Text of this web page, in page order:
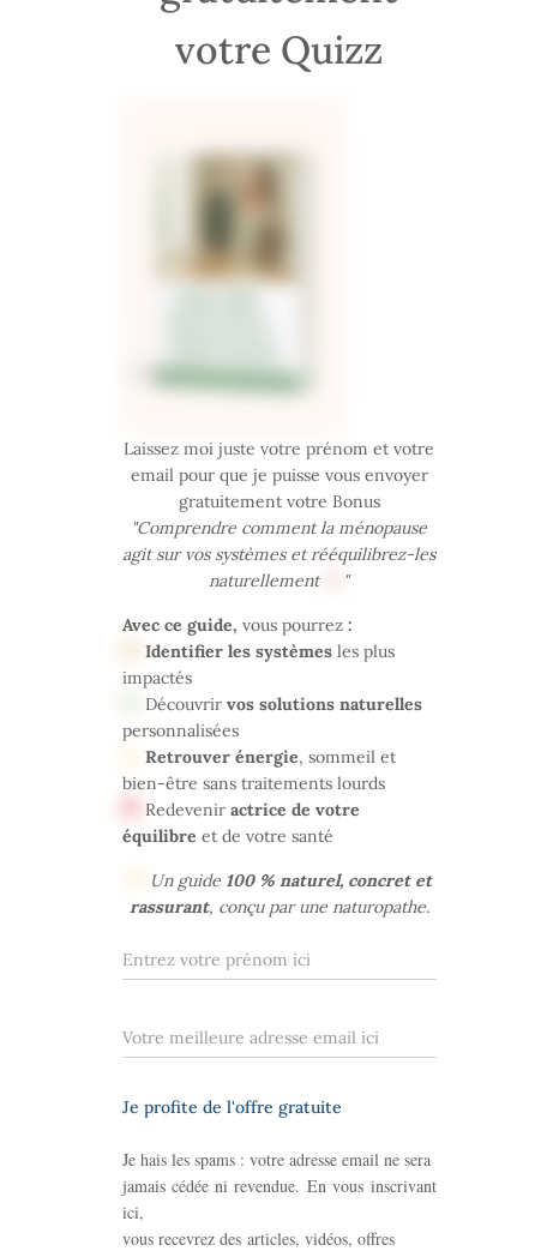
votre Quizz
Laissez moi juste votre prénom et votre
email pour que je puisse vous envoyer
gratuitement votre Bonus
"Comprendre comment la ménopause
agit sur vos systèmes et rééquilibrez-les
naturellement
"
Avec ce guide, vous pourrez:
Identifier les systèmes les plus
impactés
Découvrirvos solutions naturelles
personnalisées
Retrouver énergie, sommeil et
bien-être sans traitements lourds
Redeveniractrice de votre
équilibre et de votre santé
Un guide 100 % naturel, concret et
rassurant, conçu par une naturopathe.
Je profite de l'offre gratuite
Je hais les spams : votre adresse email ne sera
jamais cédée ni revendue. En vous inscrivant
ici,
vous recevrez des articles, vidéos, offres